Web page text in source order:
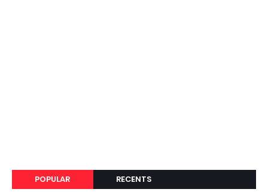
POPULAR RECENTS